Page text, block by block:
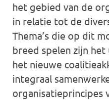
het gebied van de
in relatie tot de
Thema’s die op dit
breed spelen zijn
het nieuwe
integraal
organisatieprincipes